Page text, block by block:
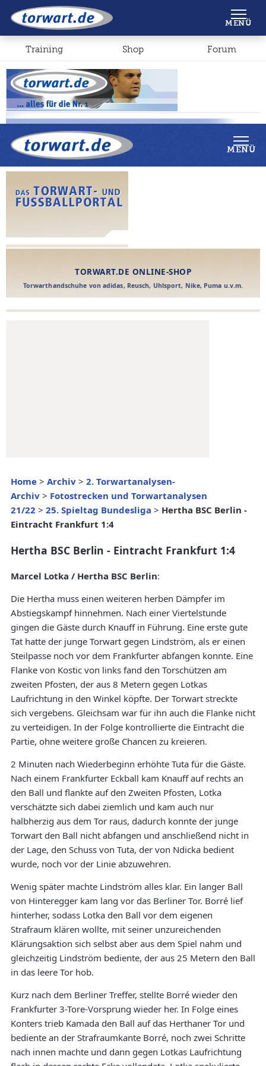
Shop Forum
MENÜ
Home > Archiv > 2. Torwartanalysen-
Archiv > Fotostrecken und Torwartanalysen
21/22 > 25. Spieltag Bundesliga > Hertha BSC Berlin -
Eintracht Frankfurt 1:4
Hertha BSC Berlin - Eintracht Frankfurt 1:4
Marcel Lotka / Hertha BSC Berlin:
Die Hertha muss einen weiteren herben Dämpfer im
Abstiegskampf hinnehmen. Nach einer Viertelstunde
gingen die Gäste durch Knauff in Führung. Eine erste gute
Tat hatte der junge Torwart gegen Lindström, als er einen
Steilpasse noch vor dem Frankfurter abfangen konnte. Eine
Flanke von Kostic von links fand den Torschützen am
zweiten Pfosten, der aus 8 Metern gegen Lotkas
Laufrichtung in den Winkel köpfte. Der Torwart streckte
sich vergebens. Gleichsam war für ihn auch die Flanke nicht
zu verteidigen. In der Folge kontrollierte die Eintracht die
Partie, ohne weitere große Chancen zu kreieren.
2 Minuten nach Wiederbeginn erhöhte Tuta für die Gäste.
Nach einem Frankfurter Eckball kam Knauff auf rechts an
den Ball und flankte auf den Zweiten Pfosten, Lotka
verschätzte sich dabei ziemlich und kam auch nur
halbherzig aus dem Tor raus, dadurch konnte der junge
Torwart den Ball nicht abfangen und anschließend nicht in
der Lage, den Schuss von Tuta, der von Ndicka bedient
wurde, noch vor der Linie abzuwehren.
Wenig später machte Lindström alles klar. Ein langer Ball
von Hinteregger kam lang vor das Berliner Tor. Borré lief
hinterher, sodass Lotka den Ball vor dem eigenen
Strafraum klären wollte, mit seiner unzureichenden
Klärungsaktion sich selbst aber aus dem Spiel nahm und
gleichzeitig Lindström bediente, der aus 25 Metern den Ball
in das leere Tor hob.
Kurz nach dem Berliner Treffer, stellte Borré wieder den
Frankfurter 3-Tore-Vorsprung wieder her. In Folge eines
Konters trieb Kamada den Ball auf das Herthaner Tor und
bediente an der Strafraumkante Borré, noch zwei Schritte
nach innen machte und dann gegen Lotkas Laufrichtung